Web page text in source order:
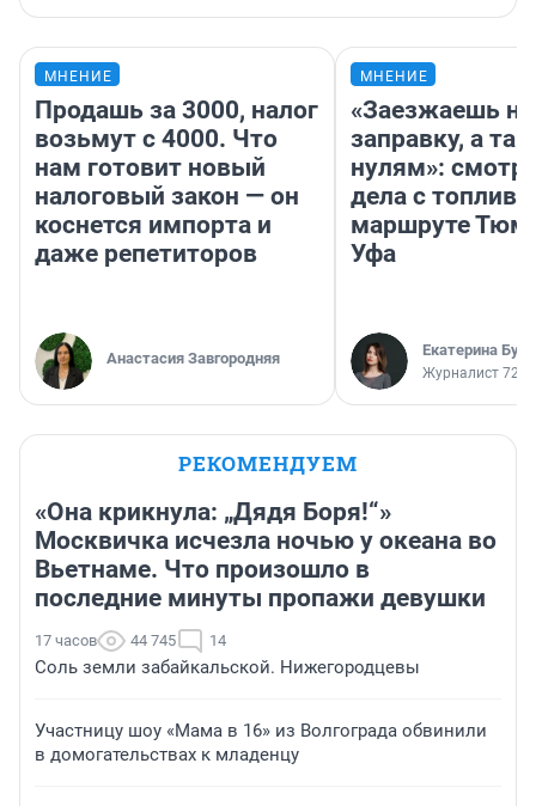
МНЕНИЕ
Продашь за 3000, налог
возьмут с 4000. Что
нам готовит новый
налоговый закон — он
коснется импорта и
даже репетиторов
Анастасия Завгородняя
МНЕНИЕ
«Заезжаешь на
заправку, а
нулям»:
дела с
маршруте
Уфа
Екатерина
Журналист
РЕКОМЕНДУЕМ
«Она крикнула: „Дядя Боря!“»
Москвичка исчезла ночью у океана во
Вьетнаме. Что произошло в
последние минуты пропажи девушки
17 часов 44 745 14
Соль земли забайкальской. Нижегородцевы
Участницу шоу «Мама в 16» из Волгограда обвинили
в домогательствах к младенцу